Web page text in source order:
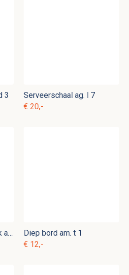
3
Serveerschaal ag. l 7
€ 20,-
Kop en schotel Peacock ag. d 14
Diep bord am. t 1
€ 12,-